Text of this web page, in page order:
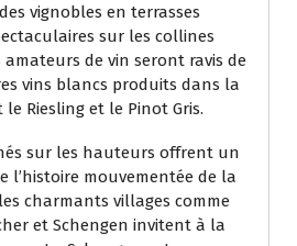
vignobles en terrasses
sur les collines
de vin seront ravis de
vins blancs produits dans la
Riesling et le Pinot Gris.
sur les hauteurs offrent un
l’histoire mouvementée de la
charmants villages comme
et Schengen invitent à la